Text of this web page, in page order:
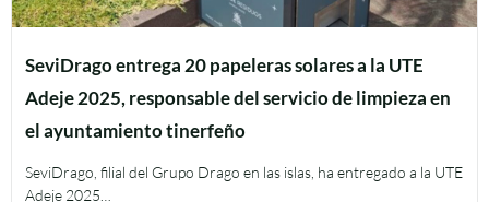
SeviDrago entrega 20 papeleras solares a la UTE
Adeje 2025, responsable del servicio de limpieza en
el ayuntamiento tinerfeño
SeviDrago, filial del Grupo Drago en las islas, ha entregado a la UTE
Adeje 2025…